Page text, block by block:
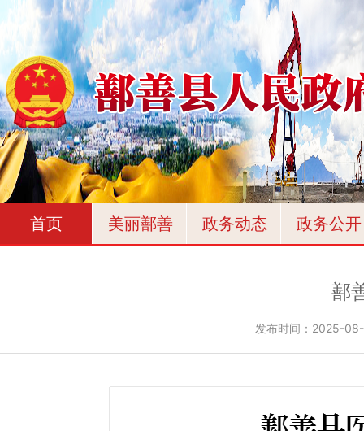
首页 美丽鄯善 政务动态 政务公开
鄯
发布时间： 2025-